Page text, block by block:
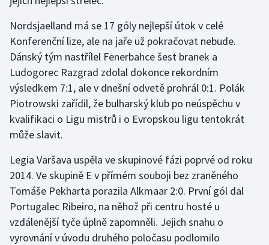
Rychlostní kanoistika
Short track
Sportovní střelba
Stolní tenis
Triatlon
Veslování
Vodní slalom
Volejbal
Nordsjaelland má se 17 góly nejlepší útok v celé
Konferenční lize, ale na jaře už pokračovat nebude.
Dánský tým nastřílel Fenerbahce šest branek a
Ludogorec Razgrad zdolal dokonce rekordním
výsledkem 7:1, ale v dnešní odvetě prohrál 0:1. Polák
Piotrowski zařídil, že bulharský klub po neúspěchu v
kvalifikaci o Ligu mistrů i o Evropskou ligu tentokrát
může slavit.
Legia Varšava uspěla ve skupinové fázi poprvé od roku
2014. Ve skupině E v přímém souboji bez zraněného
Tomáše Pekharta porazila Alkmaar 2:0. První gól dal
Portugalec Ribeiro, na něhož při centru hosté u
vzdálenější tyče úplně zapomněli. Jejich snahu o
vyrovnání v úvodu druhého poločasu podlomilo